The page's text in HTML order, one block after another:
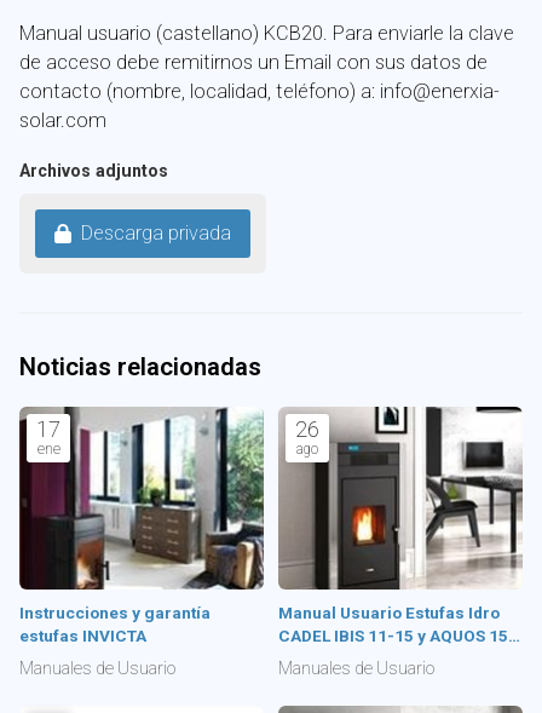
Manual usuario (castellano) KCB20. Para enviarle la clave
de acceso debe remitirnos un Email con sus datos de
contacto (nombre, localidad, teléfono) a: info@enerxia-
solar.com
Archivos adjuntos
Descarga privada
Noticias relacionadas
17
ene
Instrucciones y garantía
estufas INVICTA
Manuales de Usuario
26
ago
Manual Usuario Estufas Idro
CADEL IBIS 11-15 y AQUOS 15-
22
Manuales de Usuario